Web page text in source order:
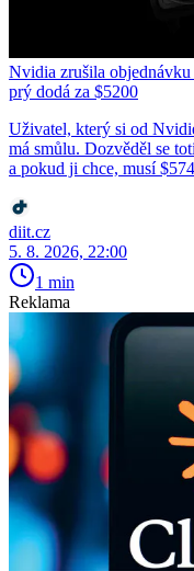
Nvidia zrušila
prý dodá za $5200
Uživatel, který si od
má smůlu. Dozvěděl se
a pokud ji chce, musí
diit.cz
5. 8. 2026, 22:00
1 min
Reklama